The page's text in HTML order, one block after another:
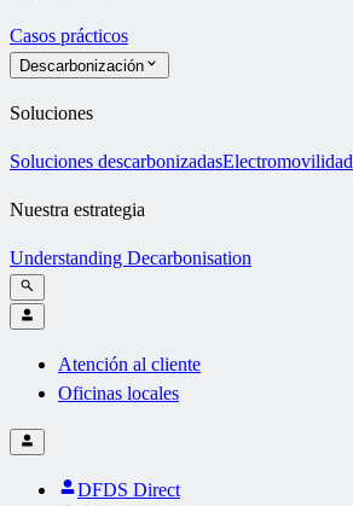
Casos prácticos
Descarbonización
Soluciones
Soluciones descarbonizadasElectromovilidad
Nuestra estrategia
Understanding Decarbonisation
Atención al cliente
Oficinas locales
DFDS Direct